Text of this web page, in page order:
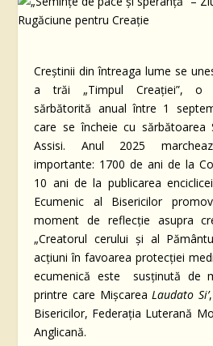
Creștinii din întreaga lume se
a trăi „Timpul Creației”, o
sărbătorită anual între 1
care se încheie cu sărbătoarea
Assisi. Anul 2025
importante: 1700 de ani de la
10 ani de la publicarea
Ecumenic al Bisericilor
moment de reflecție asupra
„Creatorul cerului și al
acțiuni în favoarea protecției
ecumenică este susținută de
printre care MișcareaLaudato Si’
Bisericilor, Federația Luterană
Anglicană.